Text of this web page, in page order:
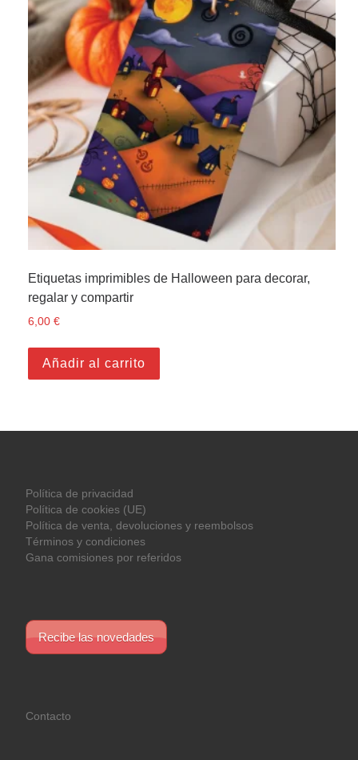
Etiquetas imprimibles de Halloween para decorar,
regalar y compartir
6,00€
Añadir al carrito
Política de privacidad
Política de cookies (UE)
Política de venta, devoluciones y reembolsos
Términos y condiciones
Gana comisiones por referidos
Recibe las novedades
Contacto